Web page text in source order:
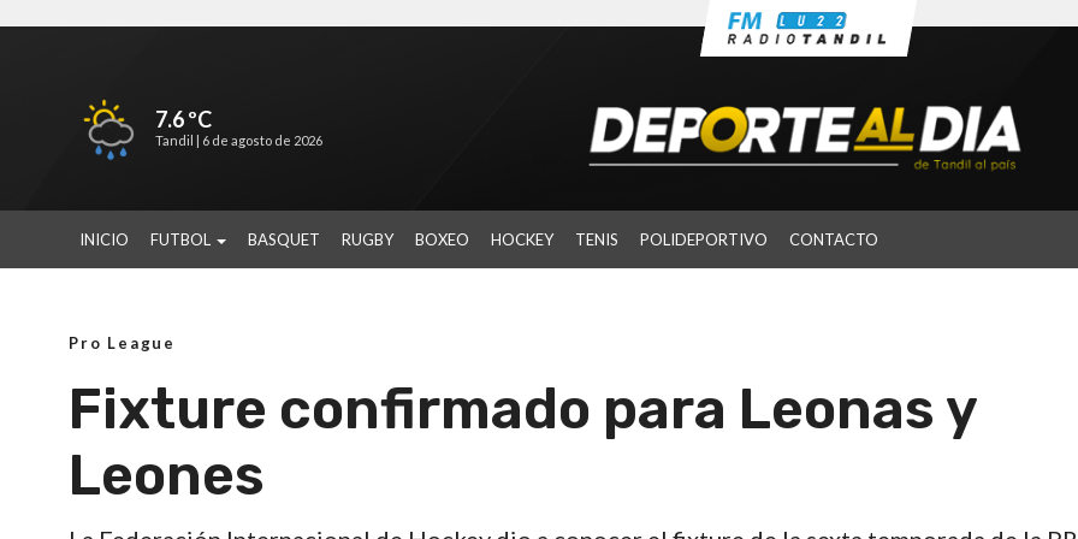
7.6 ºC
Tandil | 6 de agosto de 2026
INICIO FUTBOL BASQUET RUGBY BOXEO HOCKEY TENIS POLIDEPORTIVO CONTACTO
Pro League
Fixture confirmado para Leonas y
Leones